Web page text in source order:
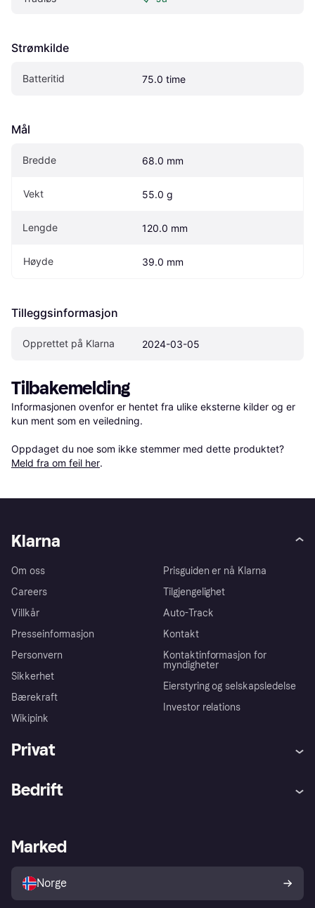
Strømkilde
Batteritid 75.0 time
Mål
Bredde 68.0 mm
Vekt 55.0 g
Lengde 120.0 mm
Høyde 39.0 mm
Tilleggsinformasjon
Opprettet på Klarna 2024-03-05
Tilbakemelding
Informasjonen ovenfor er hentet fra ulike eksterne kilder og er
kun ment som en veiledning.
Oppdaget du noe som ikke stemmer med dette produktet?
Meld fra om feil her.
Klarna
Om oss
Careers
Villkår
Presseinformasjon
Personvern
Sikkerhet
Bærekraft
Wikipink
Prisguiden er nå Klarna
Tilgjengelighet
Auto-Track
Kontakt
Kontaktinformasjon for
myndigheter
Eierstyring og selskapsledelse
Investor relations
Privat
Utforsk butikker
Bedrift
Merchant portal
Marked
Norge